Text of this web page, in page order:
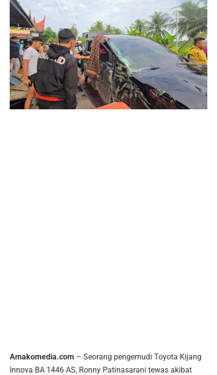
Amakomedia.com – Seorang pengemudi Toyota Kijang
Innova BA 1446 AS, Ronny Patinasarani tewas akibat